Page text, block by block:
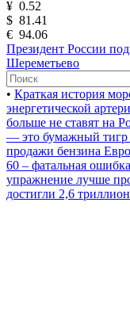
¥ 0.52
$ 81.41
€ 94.06
Президент России
Шереметьево
• Краткая история
энергетической
больше не ставят на
— это бумажный тигр
продажи бензина
60 – фатальная
упражнение лучше
достигли 2,6